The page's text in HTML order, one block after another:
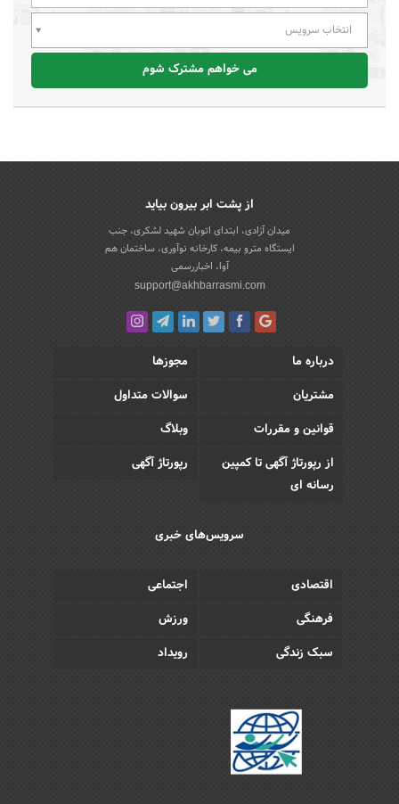
انتخاب سرویس
می خواهم مشترک شوم
از پشت ابر بیرون بیاید
میدان آزادی، ابتدای اتوبان شهید لشکری، جنب
ایستگاه مترو بیمه، کارخانه نوآوری، ساختمان هم
آوا، اخباررسمی
support@akhbarrasmi.com
درباره ما
مجوزها
مشتریان
سوالات متداول
قوانین و مقررات
وبلاگ
از رپورتاژ آگهی تا کمپین
رسانه ای
رپورتاژ آگهی
سرویس‌های خبری
اقتصادی
اجتماعی
فرهنگی
ورزش
سبک زندگی
رویداد